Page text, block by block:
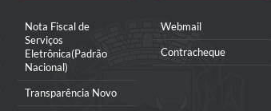
Nota Fiscal de
Serviços
Eletrônica(Padrão
Nacional)
Transparência Novo
Webmail
Contracheque